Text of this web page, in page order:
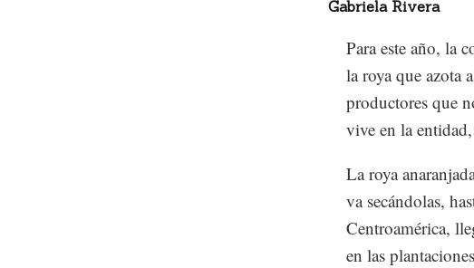
Gabriela Rivera
Para este año, la
la roya que azota
productores que
vive en la
La roya
va secándolas,
Centroamérica,
en las